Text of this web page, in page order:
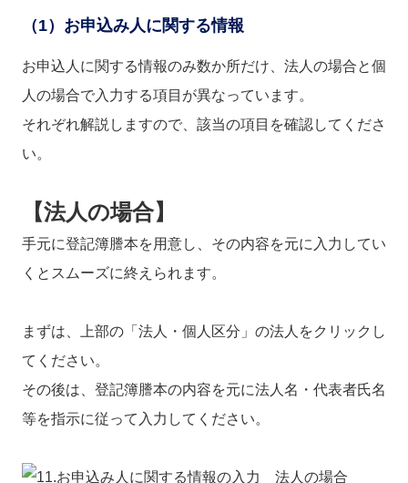
（1）お申込み人に関する情報
お申込人に関する情報のみ数か所だけ、法人の場合と個
人の場合で入力する項目が異なっています。
それぞれ解説しますので、該当の項目を確認してくださ
い。
【法人の場合】
手元に登記簿謄本を用意し、その内容を元に入力してい
くとスムーズに終えられます。
まずは、上部の「法人・個人区分」の法人をクリックし
てください。
その後は、登記簿謄本の内容を元に法人名・代表者氏名
等を指示に従って入力してください。